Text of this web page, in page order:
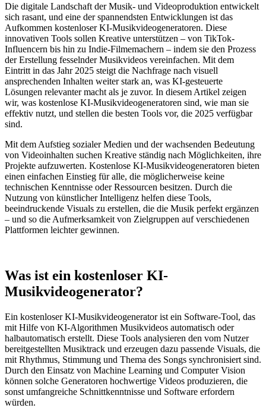
Die digitale Landschaft der Musik- und Videoproduktion entwickelt
sich rasant, und eine der spannendsten Entwicklungen ist das
Aufkommen kostenloser KI-Musikvideogeneratoren. Diese
innovativen Tools sollen Kreative unterstützen – von TikTok-
Influencern bis hin zu Indie-Filmemachern – indem sie den Prozess
der Erstellung fesselnder Musikvideos vereinfachen. Mit dem
Eintritt in das Jahr 2025 steigt die Nachfrage nach visuell
ansprechenden Inhalten weiter stark an, was KI-gesteuerte
Lösungen relevanter macht als je zuvor. In diesem Artikel zeigen
wir, was kostenlose KI-Musikvideogeneratoren sind, wie man sie
effektiv nutzt, und stellen die besten Tools vor, die 2025 verfügbar
sind.
Mit dem Aufstieg sozialer Medien und der wachsenden Bedeutung
von Videoinhalten suchen Kreative ständig nach Möglichkeiten, ihre
Projekte aufzuwerten. Kostenlose KI-Musikvideogeneratoren bieten
einen einfachen Einstieg für alle, die möglicherweise keine
technischen Kenntnisse oder Ressourcen besitzen. Durch die
Nutzung von künstlicher Intelligenz helfen diese Tools,
beeindruckende Visuals zu erstellen, die die Musik perfekt ergänzen
– und so die Aufmerksamkeit von Zielgruppen auf verschiedenen
Plattformen leichter gewinnen.
Was ist ein kostenloser KI-
Musikvideogenerator?
Ein kostenloser KI-Musikvideogenerator ist ein Software-Tool, das
mit Hilfe von KI-Algorithmen Musikvideos automatisch oder
halbautomatisch erstellt. Diese Tools analysieren den vom Nutzer
bereitgestellten Musiktrack und erzeugen dazu passende Visuals, die
mit Rhythmus, Stimmung und Thema des Songs synchronisiert sind.
Durch den Einsatz von Machine Learning und Computer Vision
können solche Generatoren hochwertige Videos produzieren, die
sonst umfangreiche Schnittkenntnisse und Software erfordern
würden.